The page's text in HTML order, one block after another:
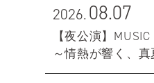
2026.08.07
【夜公演】MUSIC
～情熱が響く、